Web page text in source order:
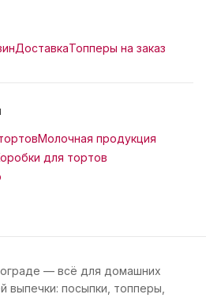
ДоставкаТопперы на заказ
Молочная продукция
для тортов
— всё для домашних
выпечки: посыпки, топперы,